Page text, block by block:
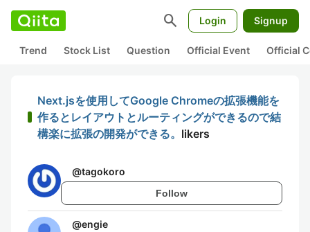
search Login Signup
Trend Stock List Question Official Event Official
Next.jsを使用してGoogle Chromeの拡張機能を
作るとレイアウトとルーティングができるので結
構楽に拡張の開発ができる。 likers
@tagokoro
Follow
@engie